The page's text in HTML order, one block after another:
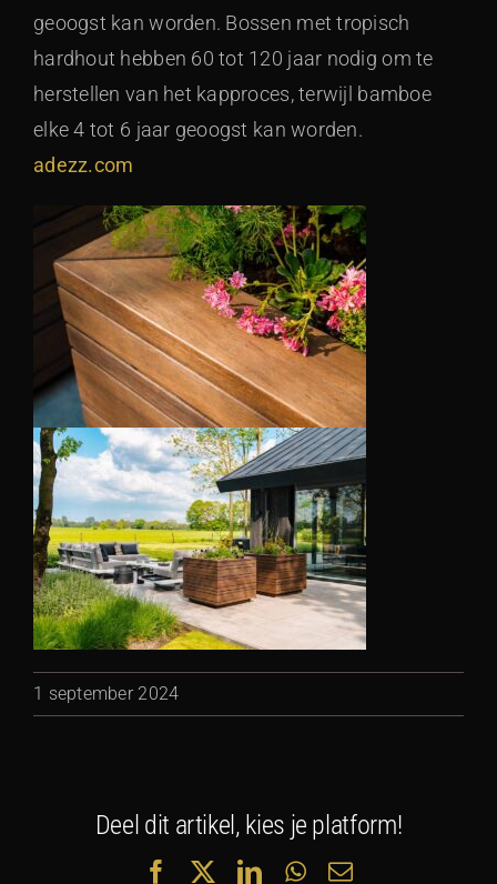
geoogst kan worden. Bossen met tropisch
hardhout hebben 60 tot 120 jaar nodig om te
herstellen van het kapproces, terwijl bamboe
elke 4 tot 6 jaar geoogst kan worden.
adezz.com
1 september 2024
Deel dit artikel, kies je platform!
FacebookLinkedInWhatsApp
E-